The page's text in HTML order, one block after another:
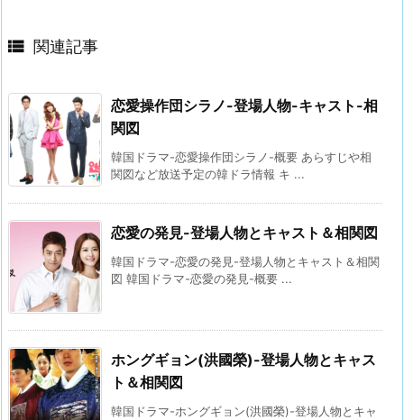
 関連記事
恋愛操作団シラノ-登場人物-キャスト-相
関図
韓国ドラマ-恋愛操作団シラノ-概要 あらすじや相
関図など放送予定の韓ドラ情報 キ ...
恋愛の発見-登場人物とキャスト＆相関図
韓国ドラマ-恋愛の発見-登場人物とキャスト＆相関
図 韓国ドラマ-恋愛の発見-概要 ...
ホングギョン(洪國榮)-登場人物とキャス
ト＆相関図
韓国ドラマ-ホングギョン(洪國榮)-登場人物とキャ